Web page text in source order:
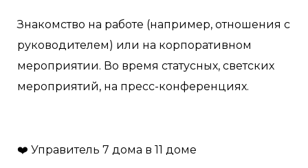
Знакомство на работе (например, отношения с
руководителем) или на корпоративном
мероприятии. Во время статусных, светских
мероприятий, на пресс-конференциях.
❤️ Управитель 7 дома в 11 доме